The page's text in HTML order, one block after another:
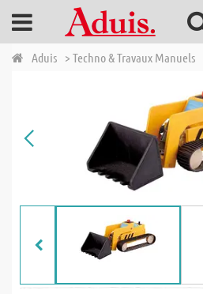
Aduis > Techno & Travaux Manuels